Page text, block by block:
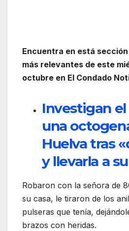
Encuentra en está
más relevantes de este
octubre en El Condado
Investigan el
una
Huelva tras
y llevarla a
Robaron con la señora de
su casa, le tiraron de los
pulseras que tenía,
brazos con heridas.